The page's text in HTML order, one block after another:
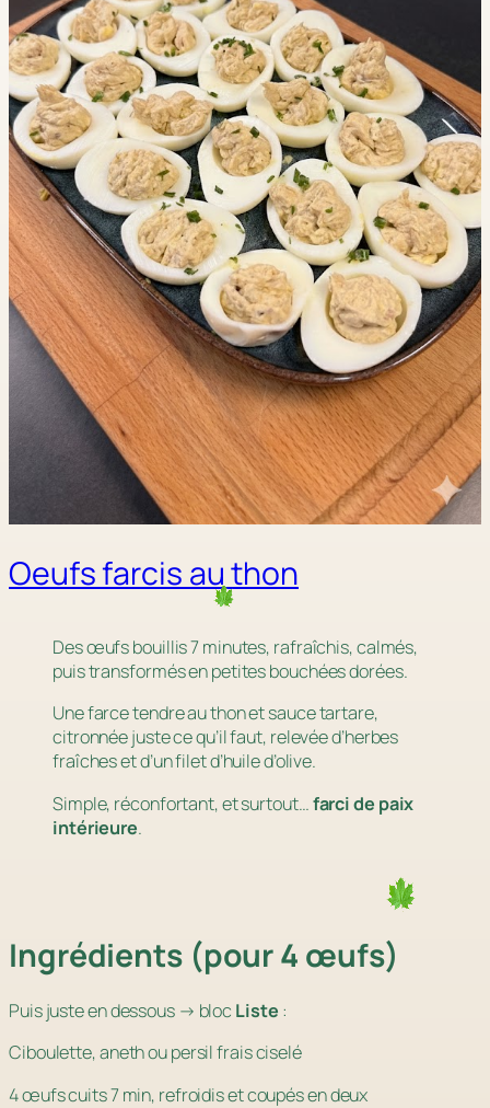
Oeufs farcis au thon
Des œufs bouillis 7 minutes, rafraîchis, calmés,
puis transformés en petites bouchées dorées.
Une farce tendre au thon et sauce tartare,
citronnée juste ce qu’il faut, relevée d’herbes
fraîches et d’un filet d’huile d’olive.
Simple, réconfortant, et surtout…farci de paix
intérieure.
Ingrédients (pour 4 œufs)
Puis juste en dessous → bloc Liste :
Ciboulette, aneth ou persil frais ciselé
4 œufs cuits 7 min, refroidis et coupés en deux